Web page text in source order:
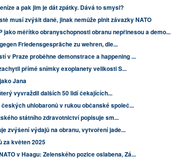
a pak jim je dát zpátky. Dává to smysl?
musí zvýšit daně, jinak nemůže plnit závazky NATO
jako měřítko obranyschopnosti obranu nepřinesou a demo...
Friedensgespräche zu wehren, die...
v Praze proběhne demonstrace a happening ...
přímé snímky exoplanety velikosti S...
Jana
vyvraždil dalších 50 lidí čekajících...
uhlobaronů v rukou občanské společ...
státního zdravotnictví popisuje sm...
zvýšení výdajů na obranu, vytvoření jade...
za květen 2025
v Haagu: Zelenského pozice oslabena, Zá...